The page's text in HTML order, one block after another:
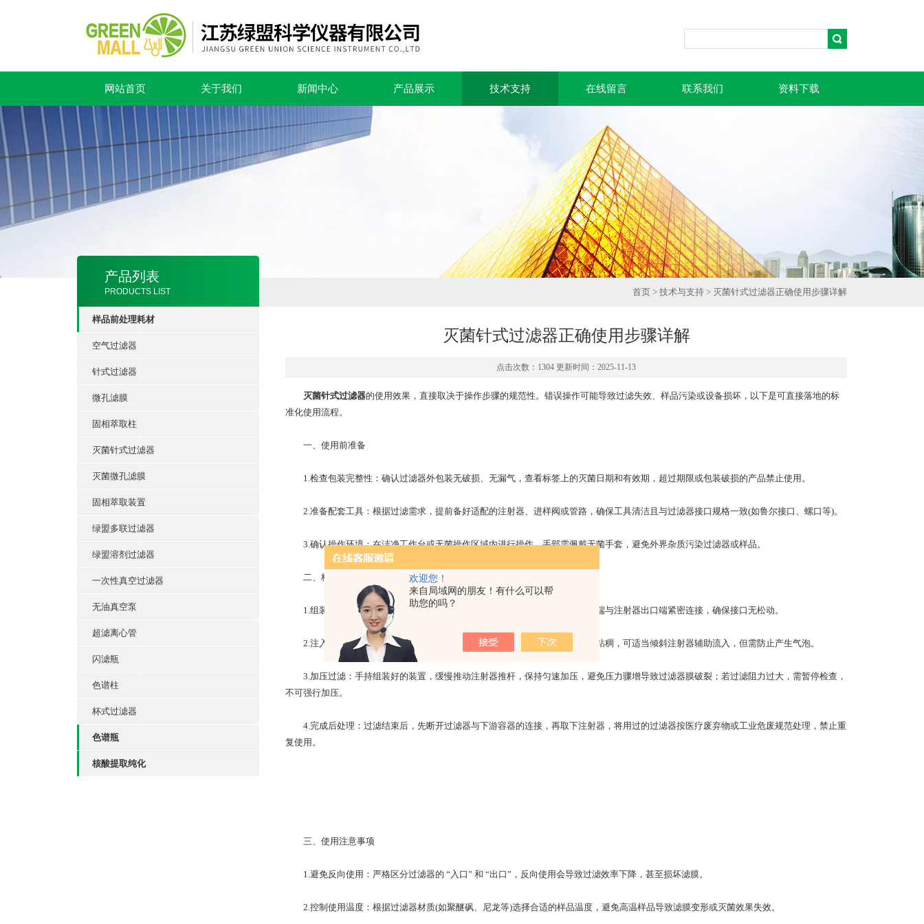
欢迎您！
来自局域网的朋友！有什么可以帮
助您的吗？
网站首页 关于我们 新闻中心 产品展示 技术支持 在线留言 联系我们 资料下载
产品列表
PRODUCTS LIST
样品前处理耗材
空气过滤器
针式过滤器
微孔滤膜
固相萃取柱
灭菌针式过滤器
灭菌微孔滤膜
固相萃取装置
绿盟多联过滤器
绿盟溶剂过滤器
一次性真空过滤器
无油真空泵
超滤离心管
闪滤瓶
色谱柱
杯式过滤器
色谱瓶
核酸提取纯化
首页 > 技术与支持 > 灭菌针式过滤器正确使用步骤详解
灭菌针式过滤器正确使用步骤详解
点击次数：1304 更新时间：2025-11-13
灭菌针式过滤器的使用效果，直接取决于操作步骤的规范性。错误操作可能导致过滤失效、样品污染或设备损坏，以下是可直接落地的标
准化使用流程。
一、使用前准备
1.检查包装完整性：确认过滤器外包装无破损、无漏气，查看标签上的灭菌日期和有效期，超过期限或包装破损的产品禁止使用。
2.准备配套工具：根据过滤需求，提前备好适配的注射器、进样阀或管路，确保工具清洁且与过滤器接口规格一致(如鲁尔接口、螺口等)。
3.确认操作环境：在洁净工作台或无菌操作区域内进行操作，手部需佩戴无菌手套，避免外界杂质污染过滤器或样品。
二、核心操作步骤
1.组装连接：将注射器推杆抽出，取下过滤器两端的保护帽，将过滤器入口端与注射器出口端紧密连接，确保接口无松动。
2.注入样品：将待过滤样品缓慢注入注射器内，注意避免样品溢出，若样品粘稠，可适当倾斜注射器辅助流入，但需防止产生气泡。
3.加压过滤：手持组装好的装置，缓慢推动注射器推杆，保持匀速加压，避免压力骤增导致过滤器膜破裂；若过滤阻力过大，需暂停检查，
不可强行加压。
4.完成后处理：过滤结束后，先断开过滤器与下游容器的连接，再取下注射器，将用过的过滤器按医疗废弃物或工业危废规范处理，禁止重
复使用。
三、使用注意事项
1.避免反向使用：严格区分过滤器的 “入口” 和 “出口”，反向使用会导致过滤效率下降，甚至损坏滤膜。
2.控制使用温度：根据过滤器材质(如聚醚砜、尼龙等)选择合适的样品温度，避免高温样品导致滤膜变形或灭菌效果失效。